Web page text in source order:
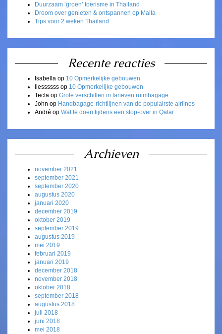
Duurzaam ‘groen’ toerisme in Thailand
Droom over genieten & ontspannen op Malta
Tips voor 2 weken Thailand
Recente reacties
Isabella op 10 Opmerkelijke gebouwen
liessssss op 10 Opmerkelijke gebouwen
Tecla op Grote verschillen in tarieven ruimbagage
John op Handbagage-richtlijnen van de populairste airlines
André op Wat te doen tijdens een stop-over in Qatar
Archieven
november 2021
september 2021
september 2020
augustus 2020
januari 2020
december 2019
oktober 2019
september 2019
augustus 2019
mei 2019
februari 2019
januari 2019
december 2018
november 2018
oktober 2018
september 2018
augustus 2018
juli 2018
juni 2018
mei 2018